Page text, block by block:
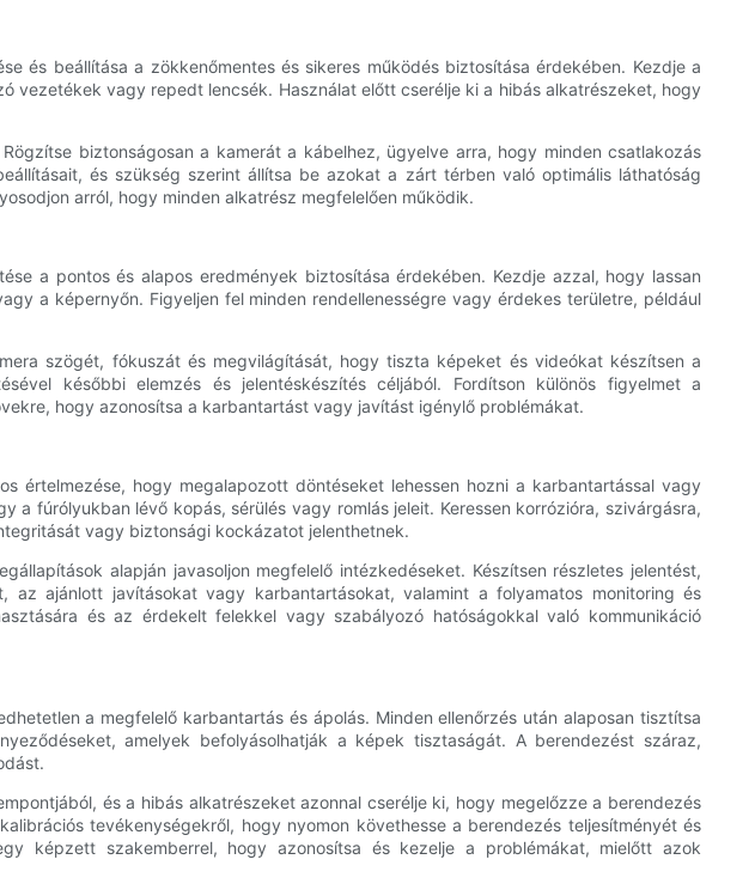
és beállítása a zökkenőmentes és sikeres működés biztosítása érdekében. Kezdje a
vezetékek vagy repedt lencsék. Használat előtt cserélje ki a hibás alkatrészeket, hogy
biztonságosan a kamerát a kábelhez, ügyelve arra, hogy minden csatlakozás
és szükség szerint állítsa be azokat a zárt térben való optimális láthatóság
arról, hogy minden alkatrész megfelelően működik.
a pontos és alapos eredmények biztosítása érdekében. Kezdje azzal, hogy lassan
a képernyőn. Figyeljen fel minden rendellenességre vagy érdekes területre, például
szögét, fókuszát és megvilágítását, hogy tiszta képeket és videókat készítsen a
későbbi elemzés és jelentéskészítés céljából. Fordítson különös figyelmet a
hogy azonosítsa a karbantartást vagy javítást igénylő problémákat.
értelmezése, hogy megalapozott döntéseket lehessen hozni a karbantartással vagy
fúrólyukban lévő kopás, sérülés vagy romlás jeleit. Keressen korrózióra, szivárgásra,
vagy biztonsági kockázatot jelenthetnek.
alapján javasoljon megfelelő intézkedéseket. Készítsen részletes jelentést,
ajánlott javításokat vagy karbantartásokat, valamint a folyamatos monitoring és
és az érdekelt felekkel vagy szabályozó hatóságokkal való kommunikáció
a megfelelő karbantartás és ápolás. Minden ellenőrzés után alaposan tisztítsa
amelyek befolyásolhatják a képek tisztaságát. A berendezést száraz,
és a hibás alkatrészeket azonnal cserélje ki, hogy megelőzze a berendezés
tevékenységekről, hogy nyomon követhesse a berendezés teljesítményét és
képzett szakemberrel, hogy azonosítsa és kezelje a problémákat, mielőtt azok